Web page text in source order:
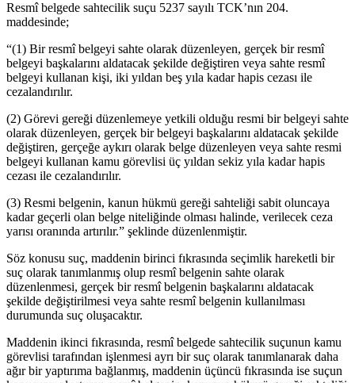
Resmî belgede sahtecilik suçu 5237 sayılı TCK’nın 204.
maddesinde;
“(1) Bir resmî belgeyi sahte olarak düzenleyen, gerçek bir resmî
belgeyi başkalarını aldatacak şekilde değiştiren veya sahte resmî
belgeyi kullanan kişi, iki yıldan beş yıla kadar hapis cezası ile
cezalandırılır.
(2) Görevi gereği düzenlemeye yetkili olduğu resmi bir belgeyi sahte
olarak düzenleyen, gerçek bir belgeyi başkalarını aldatacak şekilde
değiştiren, gerçeğe aykırı olarak belge düzenleyen veya sahte resmi
belgeyi kullanan kamu görevlisi üç yıldan sekiz yıla kadar hapis
cezası ile cezalandırılır.
(3) Resmi belgenin, kanun hükmü gereği sahteliği sabit oluncaya
kadar geçerli olan belge niteliğinde olması halinde, verilecek ceza
yarısı oranında artırılır.” şeklinde düzenlenmiştir.
Söz konusu suç, maddenin birinci fıkrasında seçimlik hareketli bir
suç olarak tanımlanmış olup resmî belgenin sahte olarak
düzenlenmesi, gerçek bir resmî belgenin başkalarını aldatacak
şekilde değiştirilmesi veya sahte resmî belgenin kullanılması
durumunda suç oluşacaktır.
Maddenin ikinci fıkrasında, resmî belgede sahtecilik suçunun kamu
görevlisi tarafından işlenmesi ayrı bir suç olarak tanımlanarak daha
ağır bir yaptırıma bağlanmış, maddenin üçüncü fıkrasında ise suçun